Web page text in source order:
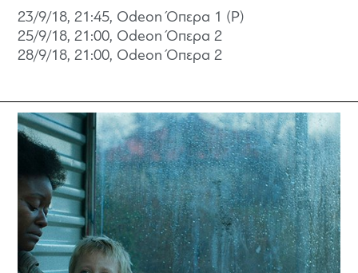
23/9/18, 21:45, Odeon Όπερα 1 (P)
25/9/18, 21:00, Odeon Όπερα 2
28/9/18, 21:00, Odeon Όπερα 2